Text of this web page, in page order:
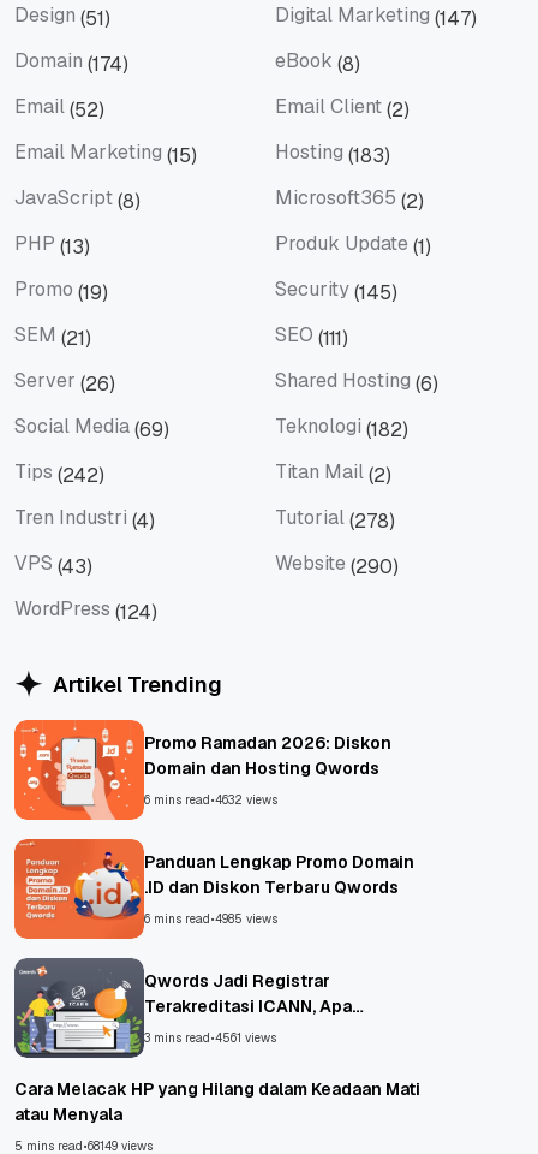
Design (51) Digital Marketing (147)
Domain (174) eBook (8)
Email(52) Email Client(2)
Email Marketing (15) Hosting (183)
JavaScript(8) Microsoft365 (2)
PHP (13) Produk Update (1)
Promo (19) Security(145)
SEM (21) SEO (111)
Server (26) Shared Hosting (6)
Social Media(69) Teknologi (182)
Tips (242) Titan Mail(2)
Tren Industri (4) Tutorial(278)
VPS (43) Website (290)
WordPress (124)
Artikel Trending
Promo Ramadan 2026: Diskon
Domain dan Hosting Qwords
6 mins read•4632 views
Panduan Lengkap Promo Domain
.ID dan Diskon Terbaru Qwords
6 mins read•4985 views
Qwords Jadi Registrar
Terakreditasi ICANN, Apa
Untungnya?
3 mins read•4561 views
Cara Melacak HP yang Hilang dalam Keadaan Mati
atau Menyala
5 mins read•68149 views